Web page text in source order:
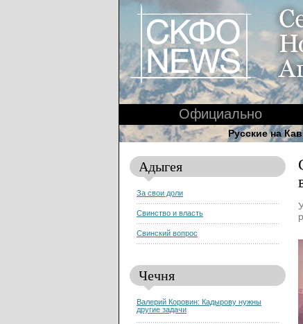
Официально
Русские на
Адыгея
За свои доли
Свинство и власть
Свинский вопрос
Чечня
Валерий Коровин: Кадырову нужны
другие задачи